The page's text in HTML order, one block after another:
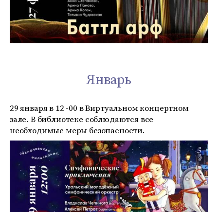
Январь
29 января в 12 -00 в Виртуальном концертном
зале. В библиотеке соблюдаются все
необходимые меры безопасности.